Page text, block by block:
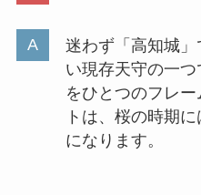
迷わず「高知城
い現存天守の一
をひとつのフレ
トは、桜の時期
になります。